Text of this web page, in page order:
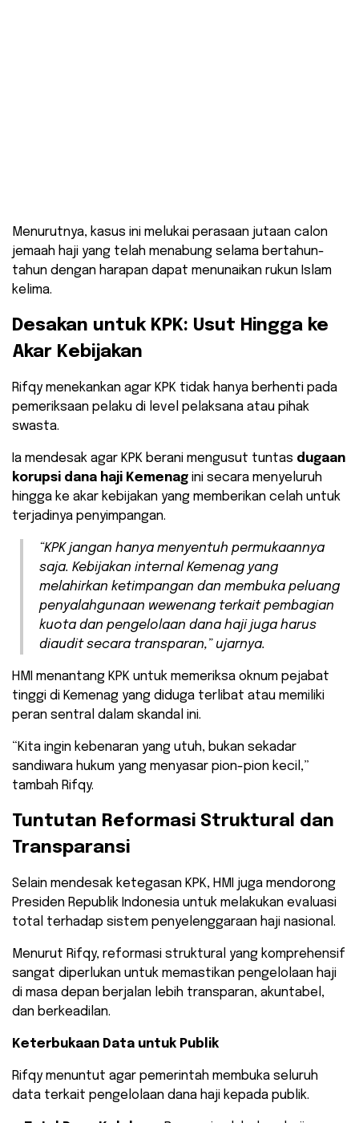
​Menurutnya, kasus ini melukai perasaan jutaan calon
jemaah haji yang telah menabung selama bertahun-
tahun dengan harapan dapat menunaikan rukun Islam
kelima.
Desakan untuk KPK: Usut Hingga ke
Akar Kebijakan
Rifqy menekankan agar KPK tidak hanya berhenti pada
pemeriksaan pelaku di level pelaksana atau pihak
swasta.
Ia mendesak agar KPK berani mengusut tuntas dugaan
korupsi dana haji Kemenag ini secara menyeluruh
hingga ke akar kebijakan yang memberikan celah untuk
terjadinya penyimpangan.
​“KPK jangan hanya menyentuh permukaannya
saja. Kebijakan internal Kemenag yang
melahirkan ketimpangan dan membuka peluang
penyalahgunaan wewenang terkait pembagian
kuota dan pengelolaan dana haji juga harus
diaudit secara transparan,” ujarnya.
HMI menantang KPK untuk memeriksa oknum pejabat
tinggi di Kemenag yang diduga terlibat atau memiliki
peran sentral dalam skandal ini.
“Kita ingin kebenaran yang utuh, bukan sekadar
sandiwara hukum yang menyasar pion-pion kecil,”
tambah Rifqy.
Tuntutan Reformasi Struktural dan
Transparansi
Selain mendesak ketegasan KPK, HMI juga mendorong
Presiden Republik Indonesia untuk melakukan evaluasi
total terhadap sistem penyelenggaraan haji nasional.
Menurut Rifqy, reformasi struktural yang komprehensif
sangat diperlukan untuk memastikan pengelolaan haji
di masa depan berjalan lebih transparan, akuntabel,
dan berkeadilan.
Keterbukaan Data untuk Publik
​Rifqy menuntut agar pemerintah membuka seluruh
data terkait pengelolaan dana haji kepada publik.